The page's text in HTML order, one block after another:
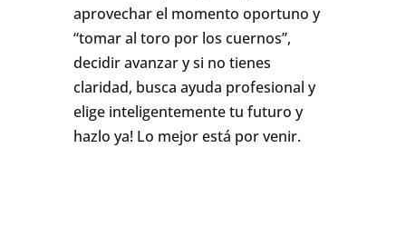
aprovechar el momento oportuno y
“tomar al toro por los cuernos”,
decidir avanzar y si no tienes
claridad, busca ayuda profesional y
elige inteligentemente tu futuro y
hazlo ya! Lo mejor está por venir.